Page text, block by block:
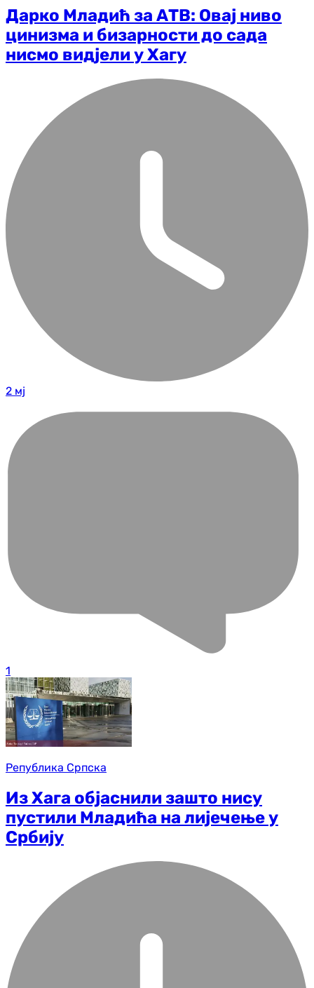
Дарко Младић за АТВ: Овај ниво
цинизма и бизарности до сада
нисмо видјели у Хагу
2 мј
1
Република Српска
Из Хага објаснили зашто нису
пустили Младића на лијечење у
Србију